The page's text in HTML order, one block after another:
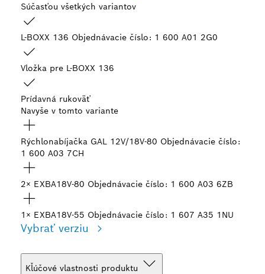
Súčasťou všetkých variantov
L-BOXX 136 Objednávacie číslo: 1 600 A01 2G0
Vložka pre L-BOXX 136
Prídavná rukoväť
Navyše v tomto variante
Rýchlonabíjačka GAL 12V/18V-80 Objednávacie číslo:
1 600 A03 7CH
2× EXBA18V-80 Objednávacie číslo: 1 600 A03 6ZB
1× EXBA18V-55 Objednávacie číslo: 1 607 A35 1NU
Vybrať verziu
Kľúčové vlastnosti produktu